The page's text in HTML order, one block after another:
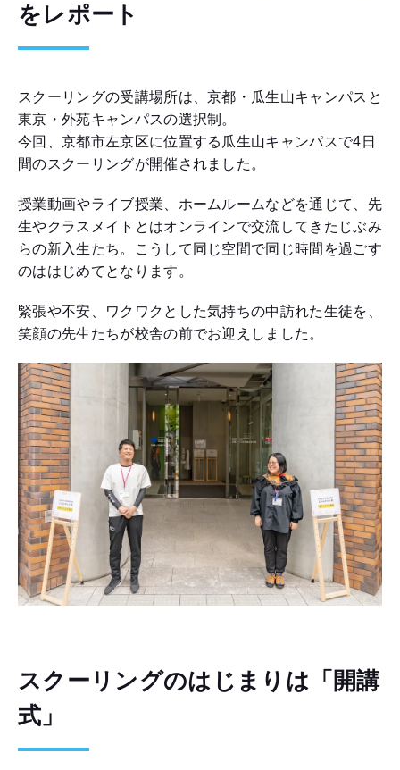
をレポート
スクーリングの受講場所は、京都・瓜生山キャンパスと
東京・外苑キャンパスの選択制。
今回、京都市左京区に位置する瓜生山キャンパスで4日
間のスクーリングが開催されました。
授業動画やライブ授業、ホームルームなどを通じて、先
生やクラスメイトとはオンラインで交流してきたじぶみ
らの新入生たち。こうして同じ空間で同じ時間を過ごす
のははじめてとなります。
緊張や不安、ワクワクとした気持ちの中訪れた生徒を、
笑顔の先生たちが校舎の前でお迎えしました。
スクーリングのはじまりは「開講
式」